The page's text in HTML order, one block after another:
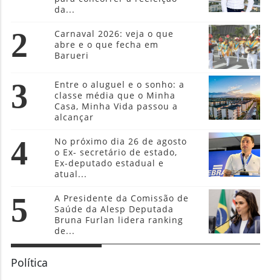
da...
2
Carnaval 2026: veja o que
abre e o que fecha em
Barueri
3
Entre o aluguel e o sonho: a
classe média que o Minha
Casa, Minha Vida passou a
alcançar
4
No próximo dia 26 de agosto
o Ex- secretário de estado,
Ex-deputado estadual e
atual...
5
A Presidente da Comissão de
Saúde da Alesp Deputada
Bruna Furlan lidera ranking
de...
Política